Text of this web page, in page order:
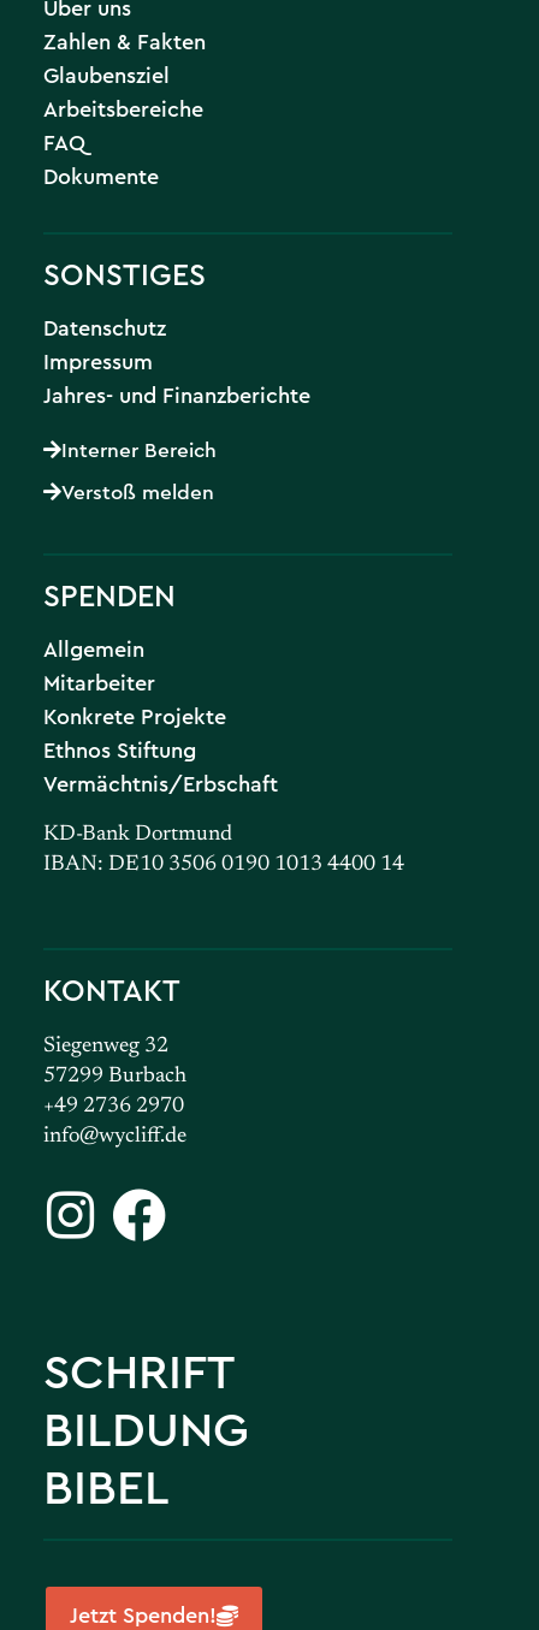
Über uns
Zahlen & Fakten
Glaubensziel
Arbeitsbereiche
FAQ
Dokumente
KONTAKT
Siegenweg 32
57299 Burbach
+49 2736 2970
info@wycliff.de
SPENDEN
Allgemein
Mitarbeiter
Konkrete Projekte
Ethnos Stiftung
Vermächtnis/Erbschaft
KD-Bank Dortmund
IBAN: DE10 3506 0190 1013 4400 14
SONSTIGES
Datenschutz
Impressum
Jahres- und Finanzberichte
Interner Bereich
Verstoß melden
SCHRIFT
BILDUNG
BIBEL
Jetzt Spenden!